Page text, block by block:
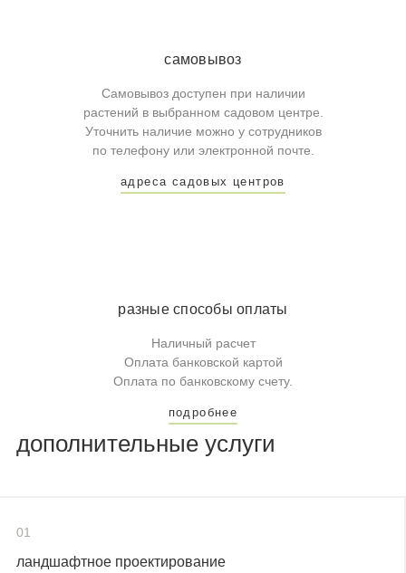
самовывоз
Самовывоз доступен при наличии
растений в выбранном садовом центре.
Уточнить наличие можно у сотрудников
по телефону или электронной почте.
адреса садовых центров
разные способы оплаты
Наличный расчет
Оплата банковской картой
Оплата по банковскому счету.
подробнее
дополнительные услуги
01
ландшафтное проектирование